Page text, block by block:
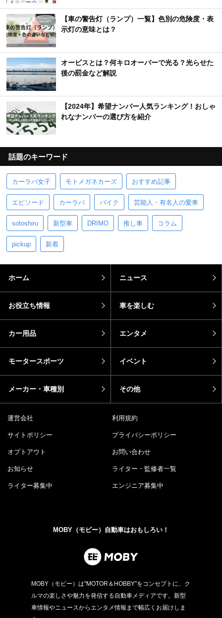
【車の警告灯（ランプ）一覧】色別の危険度・表
示灯の意味とは？
オービスとは？何キロオーバーで光る？光らせた
後の罰金など解説
【2024年】希望ナンバー人気ランキング！おしゃ
れなナンバーの選び方を紹介
話題のキーワード
カーラバ女子 モトメガネカーズ おすすめ記事
エピソード カーラバ バイク 芸能人・有名人の愛車
sotoshiru 新型車 DRIMO 推し車 コラム
pickup 新着
ホーム ニュース
お役立ち情報 車を楽しむ
カー用品 エンタメ
モータースポーツ イベント
メーカー・車種別 その他
運営会社 利用規約
サイトポリシー プライバシーポリシー
オプトアウト お問い合わせ
お知らせ ライター・監修者一覧
ライター募集中 エンジニア募集中
MOBY（モビー）自動車はおもしろい！
MOBY（モビー）は"MOTOR＆HOBBY"をコンセプトに、ク
ルマの楽しさや魅力を発信する自動車メディアです。新型
車情報やニュースからエンタメ情報まで幅広くお届けしま